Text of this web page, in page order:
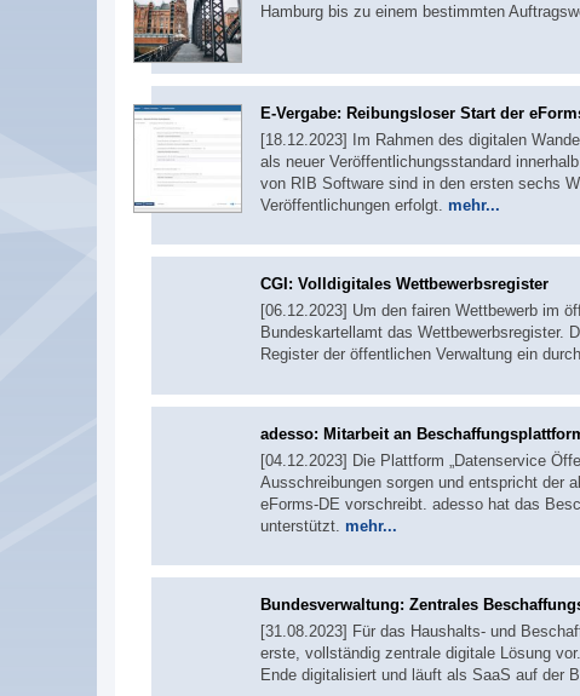
Hamburg bis zu einem bestimmten
E-Vergabe: Reibungsloser Start der
[18.12.2023] Im Rahmen des digitalen
als neuer Veröffentlichungsstandard
von RIB Software sind in den ersten sechs
Veröffentlichungen erfolgt. mehr...
CGI: Volldigitales Wettbewerbsregister
[06.12.2023] Um den fairen Wettbewerb im
Bundeskartellamt das Wettbewerbsregister.
Register der öffentlichen Verwaltung ein
adesso: Mitarbeit an
[04.12.2023] Die Plattform „Datenservice
Ausschreibungen sorgen und entspricht der
eForms-DE vorschreibt. adesso hat das
unterstützt. mehr...
Bundesverwaltung: Zentrales
[31.08.2023] Für das Haushalts- und
erste, vollständig zentrale digitale Lösung
Ende digitalisiert und läuft als SaaS auf der